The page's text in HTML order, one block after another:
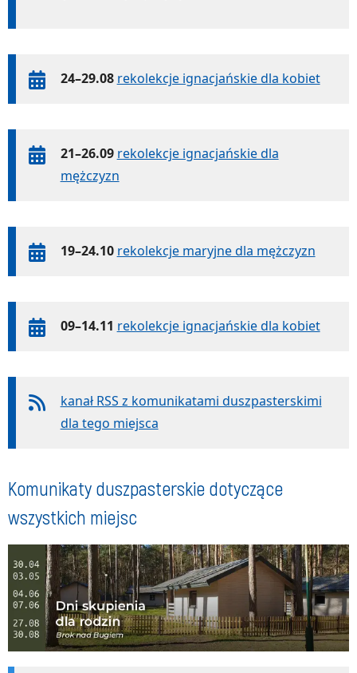
24–29.08 rekolekcje ignacjańskie dla kobiet
21–26.09 rekolekcje ignacjańskie dla
mężczyzn
19–24.10 rekolekcje maryjne dla mężczyzn
09–14.11 rekolekcje ignacjańskie dla kobiet
kanał RSS z komunikatami duszpasterskimi
dla tego miejsca
Komunikaty duszpasterskie dotyczące
wszystkich miejsc